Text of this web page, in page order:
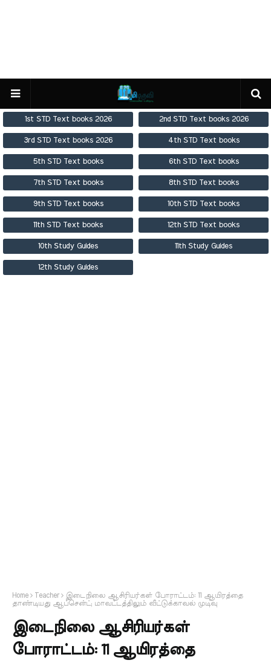
1st STD Text books 2026 2nd STD Text books 2026
3rd STD Text books 2026 4th STD Text books
5th STD Text books 6th STD Text books
7th STD Text books 8th STD Text books
9th STD Text books 10th STD Text books
11th STD Text books 12th STD Text books
10th Study Guides 11th Study Guides
12th Study Guides
Home Teacher
இடைநிலை ஆசிரியர்கள் போராட்டம்: 11 ஆயிரத்தை
தாண்டியது ஆப்சென்ட்; மாவட்டத்திலும் வீட்டுக்காவல் முடிவு
இடைநிலை ஆசிரியர்கள்
போராட்டம்: 11 ஆயிரத்தை